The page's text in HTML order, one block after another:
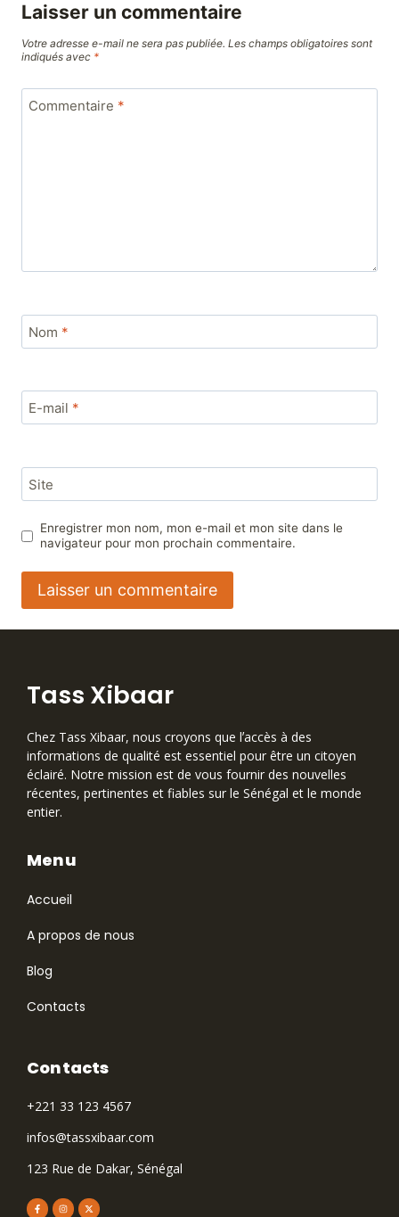
Laisser un commentaire
Votre adresse e-mail ne sera pas publiée. Les champs obligatoires sont
indiqués avec *
Commentaire *
Nom *
E-mail *
Site
Enregistrer mon nom, mon e-mail et mon site dans le
navigateur pour mon prochain commentaire.
Tass Xibaar
Chez Tass Xibaar, nous croyons que lʼaccès à des
informations de qualité est essentiel pour être un citoyen
éclairé. Notre mission est de vous fournir des nouvelles
récentes, pertinentes et fiables sur le Sénégal et le monde
entier.
Accueil
A propos de nous
Blog
Contacts
Menu
Contacts
+221 33 123 4567
infos@tassxibaar.com
123 Rue de Dakar, Sénégal